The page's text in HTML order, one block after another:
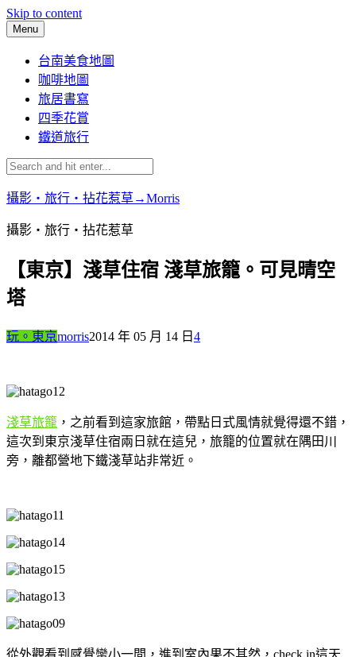
Skip to content
Menu
台南美食地圖
咖啡地圖
旅居書寫
四季花賞
鐵道旅行
攝影‧旅行‧拈花惹草→Morris
攝影‧旅行‧拈花惹草
【東京】淺草住宿 淺草旅籠。可見晴空
塔
玩。東京morris2014 年 05 月 14 日 4
淺草旅籠 ，之前看到這家旅館，帶點日式風情就覺得還不錯，
這次到東京淺草住宿兩日就在這兒，旅籠的位置就在隅田川
旁，離都營地下鐵淺草站非常近。
從外觀看到感覺蠻小一間，進到室內果不其然，check in這天